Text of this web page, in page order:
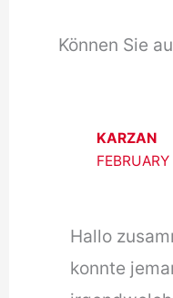
Können Sie
KARZAN
Hallo
konnte